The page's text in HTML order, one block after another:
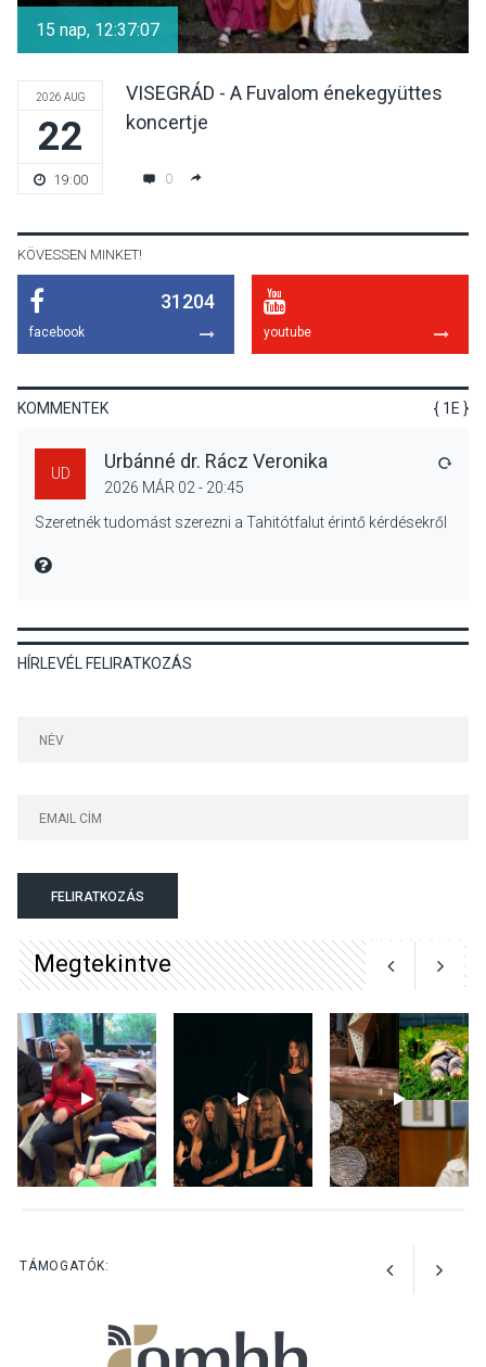
lesz a pilismaróti Duna-
parton
KULTÚRA
Nőtt a fontosabb nyári
tanszergyűjtés lesz
Szigetmonostoron
2026 AUG 04
Megújulnak Szentendre
játszóterei
15 nap, 12:37:07
2026 AUG
22
19:00
VISEGRÁD - A Fuvalom énekegyüttes
koncertje
0
KÖVESSEN MINKET!
31204
facebook youtube
KOMMENTEK { 1E }
UD
Urbánné dr. Rácz Veronika
2026 MÁR 02 - 20:45
Szeretnék tudomást szerezni a Tahitótfalut érintő kérdésekről
MIRE MONDTA
HÍRLEVÉL FELIRATKOZÁS
FELIRATKOZÁS
Megtekintve
TÁMOGATÓK: